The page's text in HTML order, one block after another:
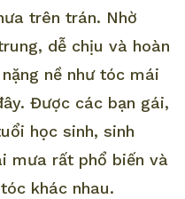
trên trán. Nhờ
dễ chịu và hoàn
nề như tóc mái
Được các bạn gái,
học sinh, sinh
mưa rất phổ biến và
khác nhau.